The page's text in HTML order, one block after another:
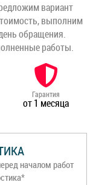
вариант
выполним
обращения.
работы.
Гарантия
от 1 месяца
началом работ